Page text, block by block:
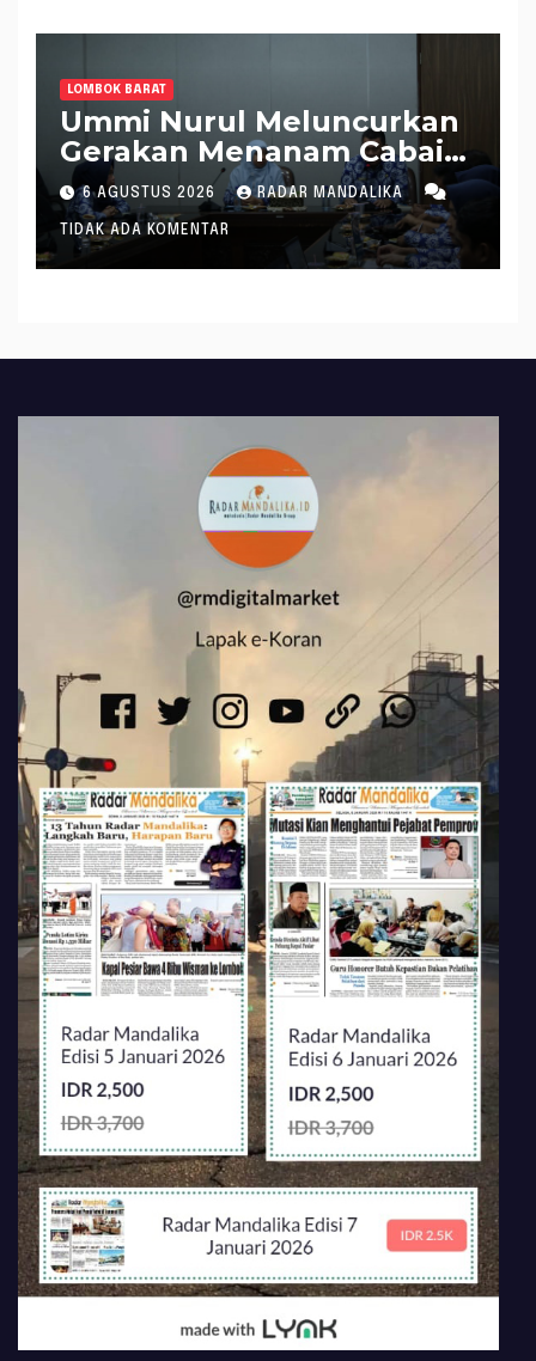
LOMBOK BARAT
Ummi Nurul Meluncurkan
Gerakan Menanam Cabai
Tangani Inflasi
6 AGUSTUS 2026 RADAR MANDALIKA
TIDAK ADA KOMENTAR